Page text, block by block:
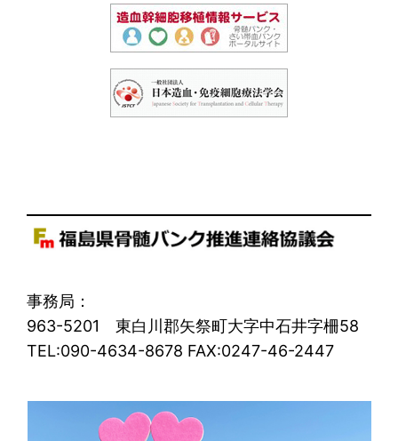
事務局：
963-5201 東白川郡矢祭町大字中石井字柵58
TEL:090-4634-8678 FAX:0247-46-2447